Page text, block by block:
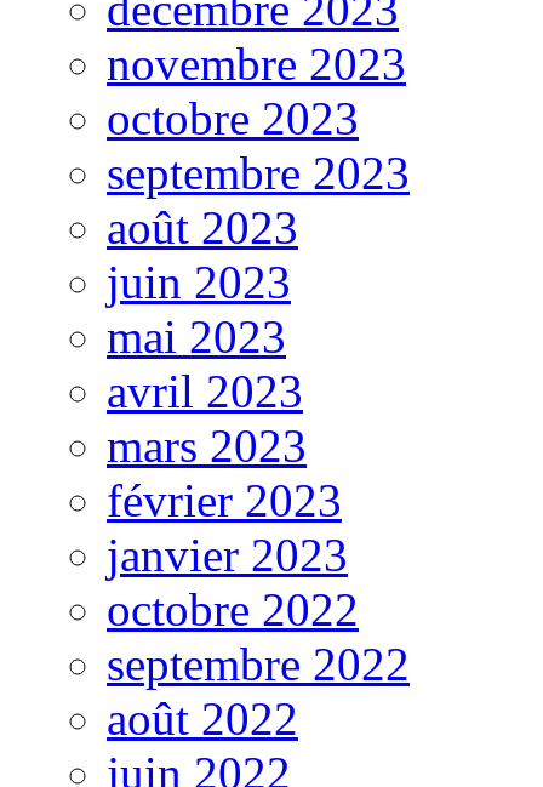
novembre 2023
octobre 2023
septembre 2023
août 2023
juin 2023
mai 2023
avril 2023
mars 2023
février 2023
janvier 2023
octobre 2022
septembre 2022
août 2022
juin 2022